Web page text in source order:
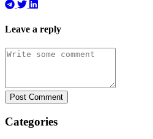
Leave a reply
Post Comment
Categories